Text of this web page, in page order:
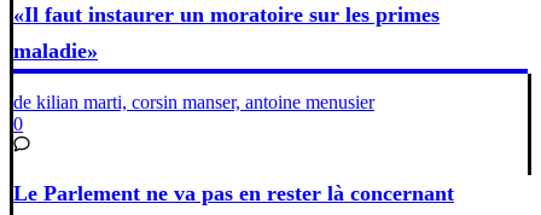
«Il faut instaurer un moratoire sur les primes
maladie»
de kilian marti, corsin manser, antoine menusier
0
Le Parlement ne va pas en rester là concernant